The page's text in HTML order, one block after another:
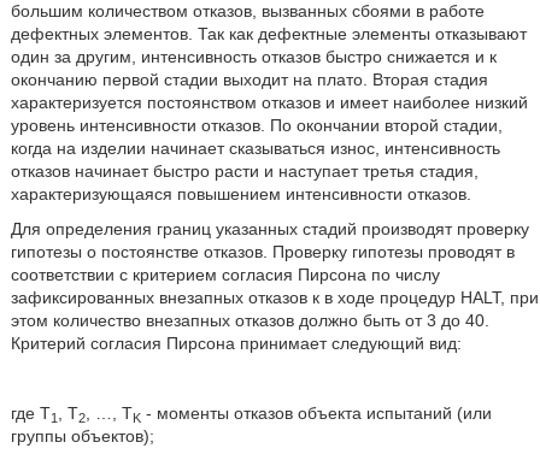
большим количеством отказов, вызванных сбоями в работе
дефектных элементов. Так как дефектные элементы отказывают
один за другим, интенсивность отказов быстро снижается и к
окончанию первой стадии выходит на плато. Вторая стадия
характеризуется постоянством отказов и имеет наиболее низкий
уровень интенсивности отказов. По окончании второй стадии,
когда на изделии начинает сказываться износ, интенсивность
отказов начинает быстро расти и наступает третья стадия,
характеризующаяся повышением интенсивности отказов.
Для определения границ указанных стадий производят проверку
гипотезы о постоянстве отказов. Проверку гипотезы проводят в
соответствии с критерием согласия Пирсона по числу
зафиксированных внезапных отказов к в ходе процедур HALT, при
этом количество внезапных отказов должно быть от 3 до 40.
Критерий согласия Пирсона принимает следующий вид:
где Т1 , Т2, …, TK- моменты отказов объекта испытаний (или
группы объектов);